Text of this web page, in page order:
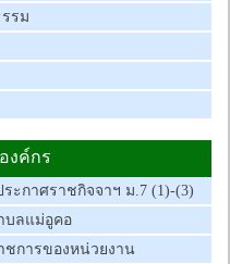
รม
งค์กร
ะกาศราชกิจจาฯ ม.7 (1)-(3)
บลแม่อูคอ
ชการของหน่วยงาน